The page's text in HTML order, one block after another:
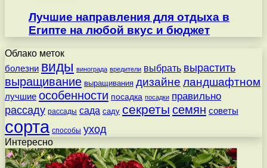
Лучшие направления для отдыха в
Египте на любой вкус и бюджет
Облако меток
болезни виды винограда вредители выбрать вырастить
выращивание выращивания дизайне ландшафтном
лучшие особенности посадка посадки правильно
рассаду рассады сада саду секреты семян советы
сорта способы уход
Интересно